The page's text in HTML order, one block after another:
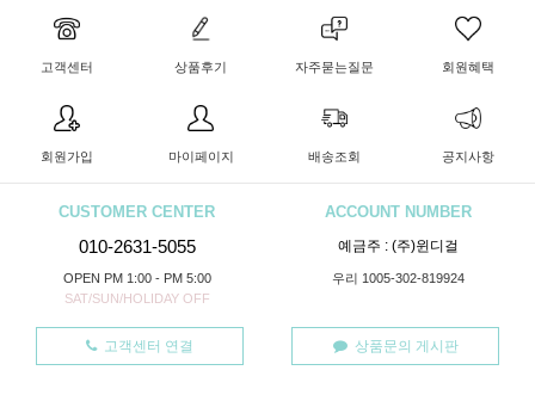
고객센터 상품후기 자주묻는질문 회원혜택
회원가입 마이페이지 배송조회 공지사항
CUSTOMER CENTER
010-2631-5055
OPEN PM 1:00 - PM 5:00
SAT/SUN/HOLIDAY OFF
ACCOUNT NUMBER
예금주 : (주)윈디걸
우리 1005-302-819924
고객센터 연결 상품문의 게시판